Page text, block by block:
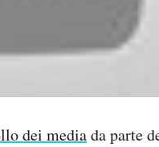
dei mediada parte